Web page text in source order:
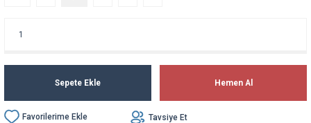
Sepete Ekle Hemen Al
Tavsiye Et